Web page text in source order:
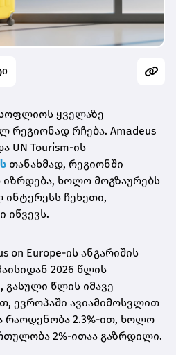
ყველაზე
რჩება. Amadeus
UN Tourism-ის
თანახმად, რეგიონში
ხოლო მოგზაურებს
ინტერესს ჩეხეთი,
იწვევს.
on Europe-ის ანგარიშის
2026 წლის
წლის იმავე
ევროპაში ავიამიმოსვლით
რაოდენობა 2.3%-ით, ხოლო
2%-ითაა გაზრდილი.